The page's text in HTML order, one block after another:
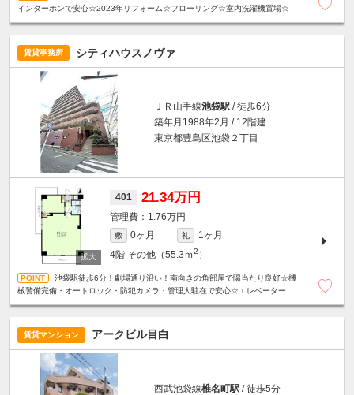
インターホンで安心☆2023年リフォーム☆フローリング☆室内洗濯機置場☆
賃貸事務所 シティハウスノヴァ
ＪＲ山手線池袋駅 / 徒歩6分
築年月1988年2月 / 12階建
東京都豊島区池袋２丁目
401 21.34万円
1.76万円
敷 0ヶ月 礼
1ヶ月
4階 その他（55.3ｍ2 ）
池袋駅徒歩6分！劇場通り沿い！南向きの角部屋で陽当たり良好☆機
械警備完備・オートロック・防犯カメラ・管理人駐在で安心☆エレベーター☆
賃貸マンション アークビル目白
西武池袋線椎名町駅 / 徒歩5分